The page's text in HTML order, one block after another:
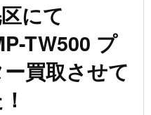
にて
TW500 プ
買取させて